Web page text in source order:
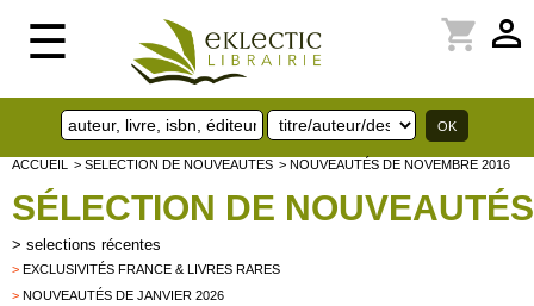
☰ perm_identity
shopping_cart
ACCUEIL > SELECTION DE NOUVEAUTES > NOUVEAUTÉS DE NOVEMBRE 2016
SÉLECTION DE NOUVEAUTÉS
> selections récentes
> EXCLUSIVITÉS FRANCE & LIVRES RARES
> NOUVEAUTÉS DE JANVIER 2026